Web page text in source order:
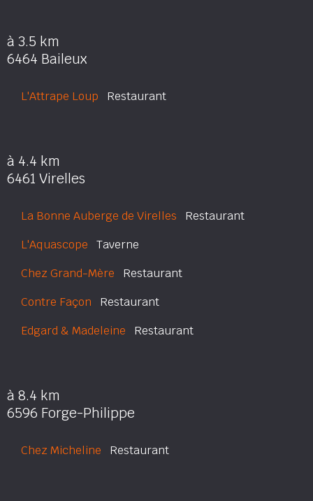
à 3.5 km
6464 Baileux
L'Attrape Loup Restaurant
à 4.4 km
6461 Virelles
La Bonne Auberge de Virelles Restaurant
L'Aquascope Taverne
Chez Grand-Mère Restaurant
Contre Façon Restaurant
Edgard & Madeleine Restaurant
à 8.4 km
6596 Forge-Philippe
Chez Micheline Restaurant